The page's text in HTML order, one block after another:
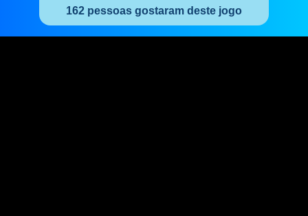
162 pessoas gostaram deste jogo